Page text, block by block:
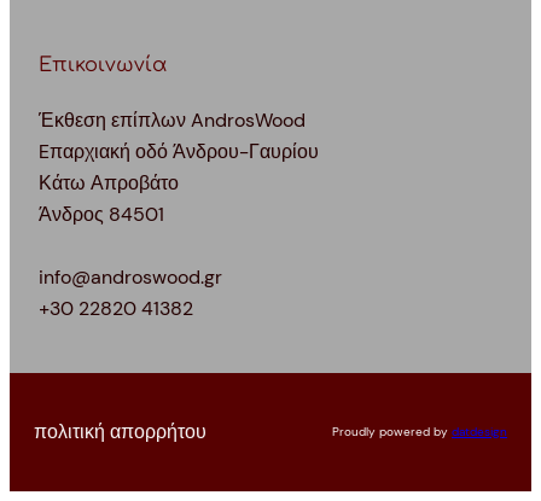
Επικοινωνία
Έκθεση επίπλων AndrosWood
Eπαρχιακή οδό Άνδρου-Γαυρίου
Κάτω Απροβάτο
Άνδρος 84501
info@androswood.gr
+30 22820 41382
πολιτική απορρήτου Proudly powered by datdesign